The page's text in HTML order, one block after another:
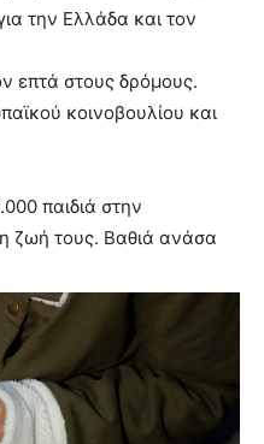
την Ελλάδα και τον
επτά στους δρόμους.
κοινοβουλίου και
παιδιά στην
ζωή τους. Βαθιά ανάσα